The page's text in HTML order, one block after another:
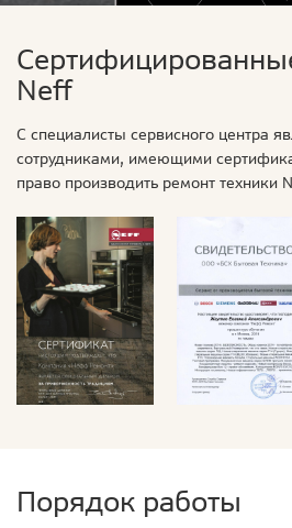
Neff
С специалисты сервисного центра
сотрудниками, имеющими
право производить ремонт техники
Порядок работы